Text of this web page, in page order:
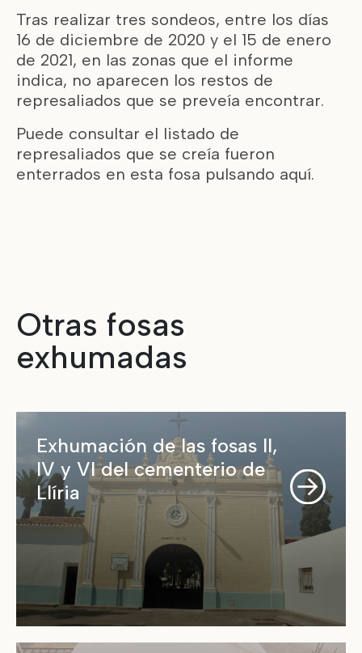
Tras realizar tres sondeos, entre los días
16 de diciembre de 2020 y el 15 de enero
de 2021, en las zonas que el informe
indica, no aparecen los restos de
represaliados que se preveía encontrar.
Puede consultar el listado de
represaliados que se creía fueron
enterrados en esta fosa pulsando aquí.
Otras fosas
exhumadas
Exhumación de las fosas II,
IV y VI del cementerio de
Llíria